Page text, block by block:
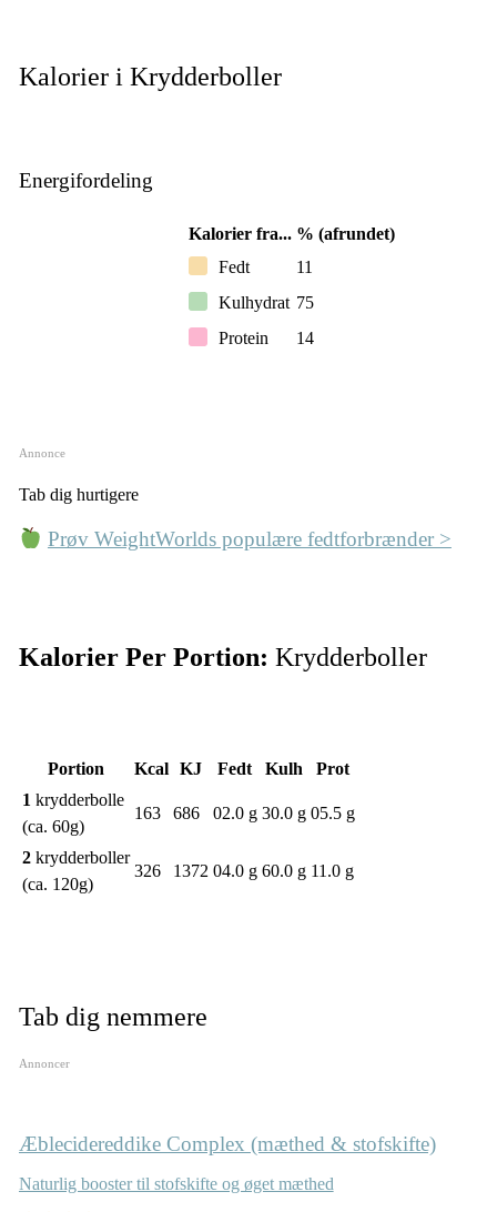
Kalorier i Krydderboller
Energifordeling
Kalorier fra... % (afrundet)
Fedt
11
Kulhydrat 75
Protein
14
Annonce
Tab dig hurtigere
Prøv WeightWorlds populære fedtforbrænder >
Kalorier Per Portion: Krydderboller
Portion Kcal KJ Fedt Kulh
Prot
1 krydderbolle
(ca. 60g)
163 686 02.0 g 30.0 g 05.5 g
2krydderboller
(ca. 120g)
326 1372 04.0 g 60.0 g 11.0 g
Tab dig nemmere
Annoncer
Æblecidereddike Complex (mæthed & stofskifte)
Naturlig booster til stofskifte og øget mæthed